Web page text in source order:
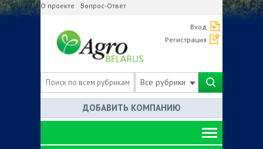
О проекте Вопрос-Ответ
Вход
Регистрация
Все рубрики
ДОБАВИТЬ КОМПАНИЮ